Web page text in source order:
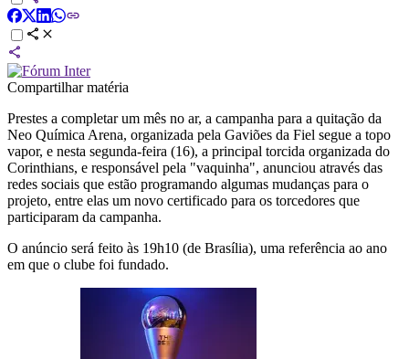
Compartilhar matéria
Prestes a completar um mês no ar, a campanha para a quitação da
Neo Química Arena, organizada pela Gaviões da Fiel segue a topo
vapor, e nesta segunda-feira (16), a principal torcida organizada do
Corinthians, e responsável pela "vaquinha", anunciou através das
redes sociais que estão programando algumas mudanças para o
projeto, entre elas um novo certificado para os torcedores que
participaram da campanha.
O anúncio será feito às 19h10 (de Brasília), uma referência ao ano
em que o clube foi fundado.